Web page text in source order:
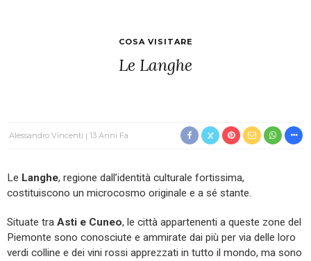
COSA VISITARE
Le Langhe
Alessandro Vincenti 13 Anni Fa
Le Langhe, regione dall’identità culturale fortissima,
costituiscono un microcosmo originale e a sé stante.
Situate tra Asti e Cuneo, le città appartenenti a queste zone del
Piemonte sono conosciute e ammirate dai più per via delle loro
verdi colline e dei vini rossi apprezzati in tutto il mondo, ma sono